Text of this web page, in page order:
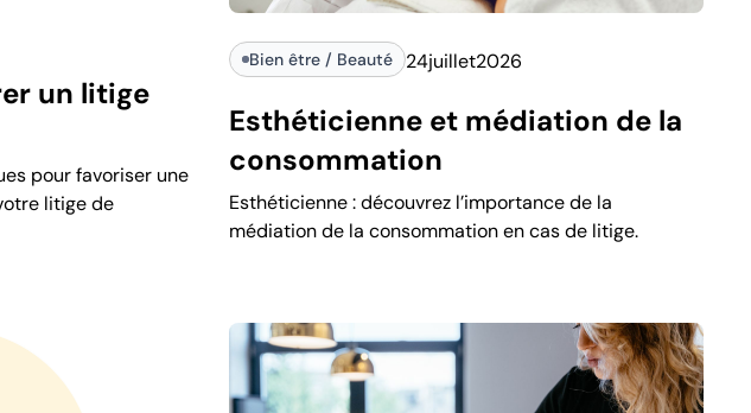
un litige
pour favoriser une
litige de
Bien être / Beauté 24juillet2026
Esthéticienne et médiation de la
consommation
Esthéticienne : découvrez l’importance de la
médiation de la consommation en cas de litige.